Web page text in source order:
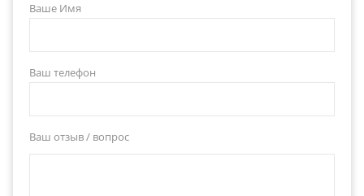
Ваше Имя
Ваш телефон
Ваш отзыв / вопрос